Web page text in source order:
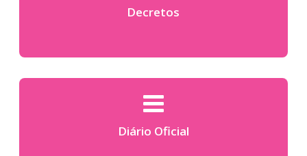
Decretos
Diário Oficial